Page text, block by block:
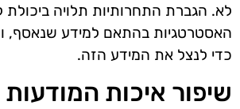
לא. הגברת התחרותיות תלויה
האסטרטגיות בהתאם למידע שנאסף,
כדי לנצל את המידע הזה.
שיפור איכות המודעות